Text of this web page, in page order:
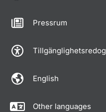
Pressrum
English
Other languages